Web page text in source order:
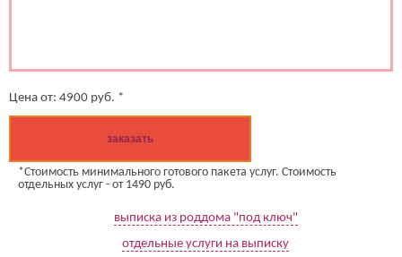
Цена от: 4900 руб. *
заказать
*Стоимость минимального готового пакета услуг. Стоимость
отдельных услуг - от 1490 руб.
выписка из роддома "под ключ"
отдельные услуги на выписку